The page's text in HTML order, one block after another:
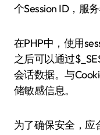
个Session ID，服
在PHP中，使用
之后可以通过
会话数据。与
储敏感信息。
为了确保安全，应